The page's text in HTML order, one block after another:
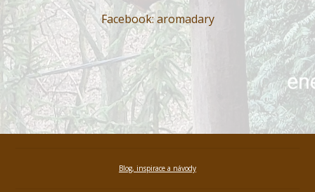
Facebook: aromadary
Blog, inspirace a návody